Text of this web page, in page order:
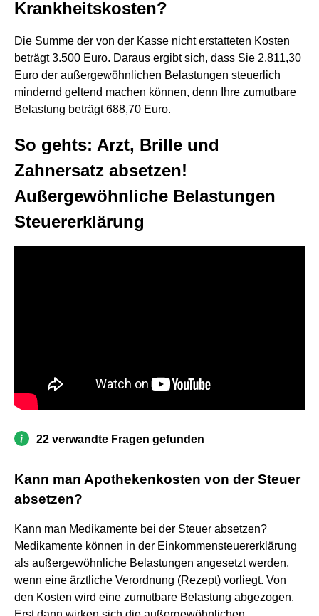
Krankheitskosten?
Die Summe der von der Kasse nicht erstatteten Kosten
beträgt 3.500 Euro. Daraus ergibt sich, dass Sie 2.811,30
Euro der außergewöhnlichen Belastungen steuerlich
mindernd geltend machen können, denn Ihre zumutbare
Belastung beträgt 688,70 Euro.
So gehts: Arzt, Brille und
Zahnersatz absetzen!
Außergewöhnliche Belastungen
Steuererklärung
22 verwandte Fragen gefunden
Kann man Apothekenkosten von der Steuer
absetzen?
Kann man Medikamente bei der Steuer absetzen?
Medikamente können in der Einkommensteuererklärung
als außergewöhnliche Belastungen angesetzt werden,
wenn eine ärztliche Verordnung (Rezept) vorliegt. Von
den Kosten wird eine zumutbare Belastung abgezogen.